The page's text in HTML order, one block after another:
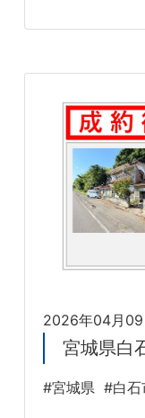
2026年04月09
宮城県白
#宮城県 #白石